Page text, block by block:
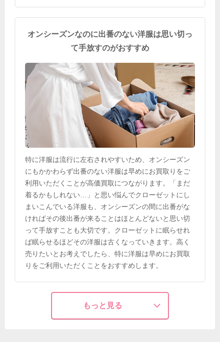
オンシーズンなのに出番のない洋服は思い切っ
て手放すのがおすすめ
特に洋服は流行に左右されやすいため、オンシーズン
にもかかわらず出番のない洋服は早めにお買取りをご
利用いただくことが高価買取につながります。「まだ
着るかもしれない…」と思い悩んでクローゼットにし
まいこんでいる洋服も、オンシーズンの間に出番がな
ければその後出番が来ることはほとんどないと思い切
って手放すことも大切です。クローゼットに眠らせれ
ば眠らせるほどその洋服は古くなっていきます。高く
売りたいとお考えでしたら、特に洋服は早めにお買取
りをご利用いただくことをおすすめします。
もっと見る